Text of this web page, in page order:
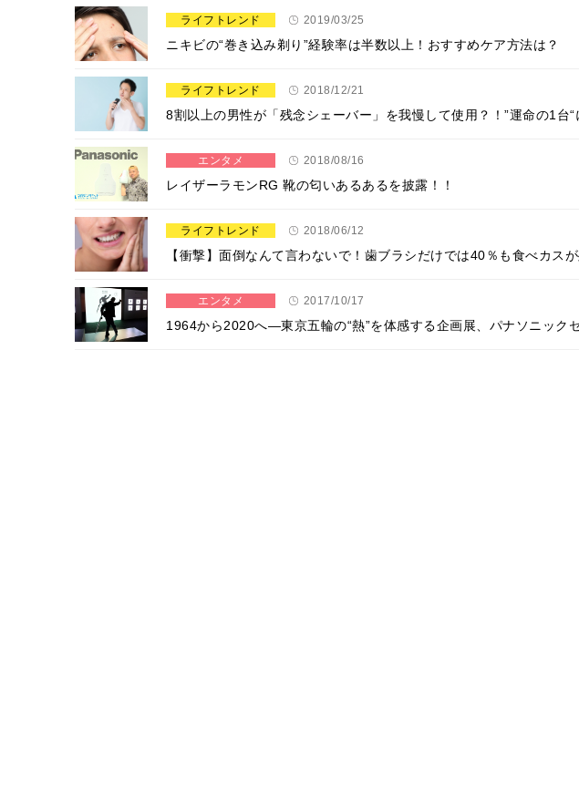
ライフトレンド 2019/03/25
ニキビの“巻き込み剃り”経験率は半数以上！おすすめケア方法は？
ライフトレンド 2018/12/21
8割以上の男性が「残念シェーバー」を我慢して使用？！”運命の1台“
エンタメ 2018/08/16
レイザーラモンRG 靴の匂いあるあるを披露！！
ライフトレンド 2018/06/12
【衝撃】面倒なんて言わないで！歯ブラシだけでは40％も食べカス
エンタメ 2017/10/17
1964から2020へ―東京五輪の“熱”を体感する企画展、パナソニック